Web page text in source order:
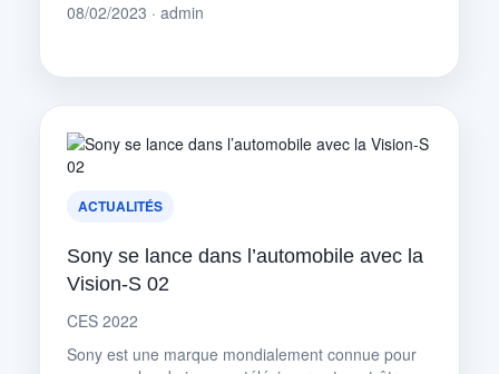
08/02/2023 · admin
ACTUALITÉS
Sony se lance dans l’automobile avec la
Vision-S 02
CES 2022
Sony est une marque mondialement connue pour